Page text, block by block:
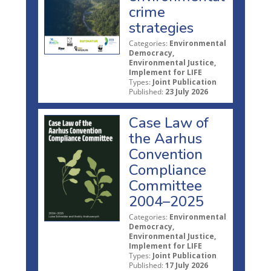
crime
strategies
Categories: Environmental
Democracy,
Environmental Justice,
Implement for LIFE
Types: Joint Publication
Published: 23 July 2026
Case Law of
the Aarhus
Convention
Compliance
Committee
2004–2025
Categories: Environmental
Democracy,
Environmental Justice,
Implement for LIFE
Types: Joint Publication
Published: 17 July 2026